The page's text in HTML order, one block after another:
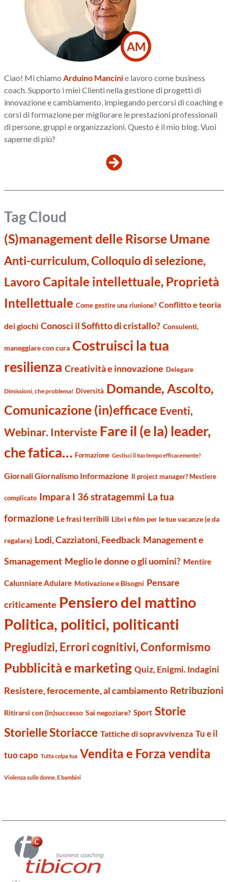
AM
Ciao! Mi chiamo Arduino Mancinie lavoro come business
coach. Supporto i miei Clienti nella gestione di progetti di
innovazione e cambiamento, impiegando percorsi di coaching e
corsi di formazione per migliorare le prestazioni professionali
di persone, gruppi e organizzazioni. Questo è il mio blog. Vuoi
saperne di più?
Tag Cloud
(S)management delle Risorse Umane
Anti-curriculum, Colloquio di selezione,
LavoroCapitale intellettuale, Proprietà
Intellettuale Come gestire una riunione? Conflitto e teoria
dei giochi Conosci il Soffitto di cristallo? Consulenti,
maneggiare con cura Costruisci la tua
resilienza Creatività e innovazione Delegare
Dimissioni, che problema! Diversità Domande, Ascolto,
Comunicazione (in)efficace Eventi,
Webinar. Interviste Fare il (e la) leader,
che fatica… Formazione Gestisci il tuo tempo efficacemente?
Giornali Giornalismo Informazione Il project manager? Mestiere
complicato Impara I 36 stratagemmi La tua
formazione Le frasi terribili Libri e film per le tue vacanze (e da
regalare) Lodi, Cazziatoni, Feedback Management e
Smanagement Meglio le donne o gli uomini? Mentire
Calunniare Adulare Motivazione e Bisogni Pensare
criticamente Pensiero del mattino
Politica, politici, politicanti
Pregiudizi, Errori cognitivi, Conformismo
Pubblicità e marketing Quiz, Enigmi. Indagini
Resistere, ferocemente, al cambiamento Retribuzioni
Ritirarsi con (in)successo Sai negoziare? Sport Storie
Storielle Storiacce Tattiche di sopravvivenza Tu e il
tuo capo Tutta colpa tua Vendita e Forza vendita
Violenza sulle donne. E bambini